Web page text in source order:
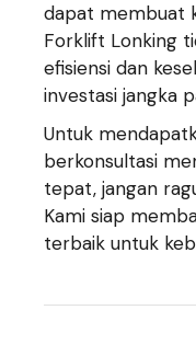
dapat membuat
Forklift Lonking
efisiensi dan
investasi jangka
Untuk
berkonsultasi
tepat, jangan
Kami siap
terbaik untuk